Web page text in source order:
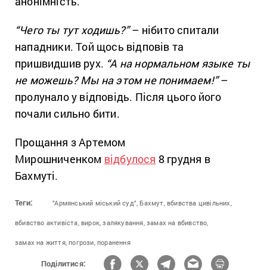
“Чего ты тут ходишь?”– нібито спитали
нападники. Той щось відповів та
пришвидшив рух. “А на нормальном языке ты
не можешь? Мы на этом не понимаем!”–
пролунало у відповідь. Після цього його
почали сильно бити.
Прощання з Артемом
Мирошниченком відбулося 8 грудня в
Бахмуті.
Теги: "Армянський міський суд", Бахмут, вбивства цивільних,
вбивство активіста, вирок, залякування, замах на вбивство,
замах на життя, погрози, поранення
Поділитися: